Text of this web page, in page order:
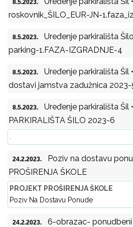
8.5.2023.
roskovnik_ŠILO_EUR-JN-
8.5.2023.
Uređenje parkirališta
parking-1.FAZA-IZGRADNJE-4
8.5.2023.
Uređenje parkirališta Šil
dostavi jamstva zadužnica 2023-
8.5.2023.
Uređenje parkirališta Šil
PARKIRALIŠTA ŠILO 2023-6
24.2.2023.
Poziv na dostavu
PROŠIRENJA ŠKOLE
PROJEKT PROŠIRENJA ŠKOLE
Poziv Na Dostavu Ponude
24.2.2023.
6-obrazac- ponudbeni